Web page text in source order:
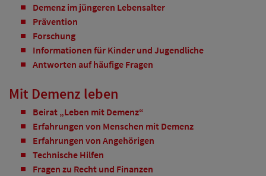
Demenz im jüngeren Lebensalter
Prävention
Forschung
Informationen für Kinder und Jugendliche
Antworten auf häufige Fragen
Mit Demenz leben
Beirat „Leben mit Demenz“
Erfahrungen von Menschen mit Demenz
Erfahrungen von Angehörigen
Technische Hilfen
Fragen zu Recht und Finanzen